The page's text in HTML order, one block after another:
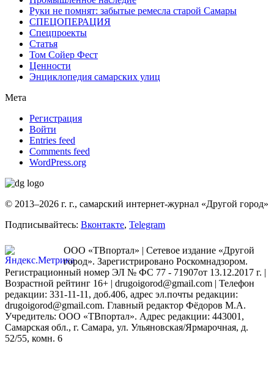
Руки не помнят: забытые ремесла старой Самары
СПЕЦОПЕРАЦИЯ
Спецпроекты
Статья
Том Сойер Фест
Ценности
Энциклопедия самарских улиц
Мета
Регистрация
Войти
Entries feed
Comments feed
WordPress.org
© 2013–2026 г. г., самарский интернет-журнал «Другой город»
Подписывайтесь: Вконтакте, Telegram
ООО «ТВпортал» | Сетевое издание «Другой
город». Зарегистрировано Роскомнадзором.
Регистрационный номер ЭЛ № ФС 77 - 71907от 13.12.2017 г. |
Возрастной рейтинг 16+ | drugoigorod@gmail.com | Телефон
редакции: 331-11-11, доб.406, адрес эл.почты редакции:
drugoigorod@gmail.com. Главный редактор Фёдоров М.А.
Учредитель: ООО «ТВпортал». Адрес редакции: 443001,
Самарская обл., г. Самара, ул. Ульяновская/Ярмарочная, д.
52/55, комн. 6